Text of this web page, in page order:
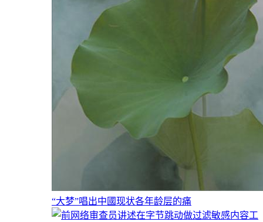
“大梦”唱出中國现状各年龄层的痛